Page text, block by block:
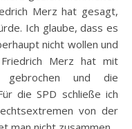
Merz hat gesagt,
Ich glaube, dass es
nicht wollen und
Merz hat mit
gebrochen und die
die SPD schließe ich
von der